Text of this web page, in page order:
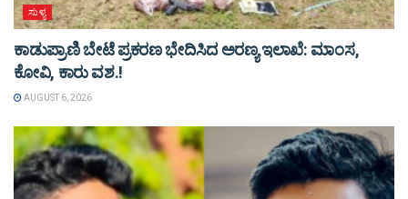
ಸುಳ್ಯ
ಕಾಡುಪ್ರಾಣಿ ಬೇಟೆ ಪ್ರಕರಣ ಭೇದಿಸಿದ ಅರಣ್ಯ ಇಲಾಖೆ: ಮಾಂಸ,
ಕೋವಿ, ಕಾರು ವಶ.!
AUGUST 6, 2026